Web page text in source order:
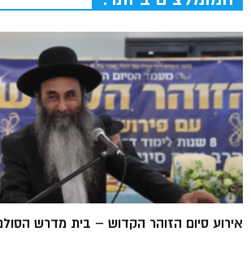
אירוע סיום הזוהר הקדוש – בית מדרש